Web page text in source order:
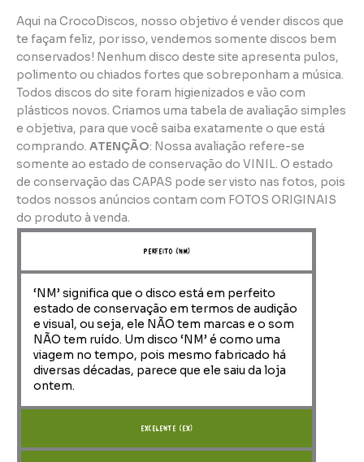
Aqui na CrocoDiscos, nosso objetivo é vender discos que
te façam feliz, por isso, vendemos somente discos bem
conservados! Nenhum disco deste site apresenta pulos,
polimento ou chiados fortes que sobreponham a música.
Todos discos do site foram higienizados e vão com
plásticos novos. Criamos uma tabela de avaliação simples
e objetiva, para que você saiba exatamente o que está
comprando. ATENÇÃO: Nossa avaliação refere-se
somente ao estado de conservação do VINIL. O estado
de conservação das CAPAS pode ser visto nas fotos, pois
todos nossos anúncios contam com FOTOS ORIGINAIS
do produto à venda.
perfeito (NM)
‘NM’ significa que o disco está em perfeito
estado de conservação em termos de audição
e visual, ou seja, ele NÃO tem marcas e o som
NÃO tem ruído. Um disco ‘NM’ é como uma
viagem no tempo, pois mesmo fabricado há
diversas décadas, parece que ele saiu da loja
ontem.
Excelente (EX)